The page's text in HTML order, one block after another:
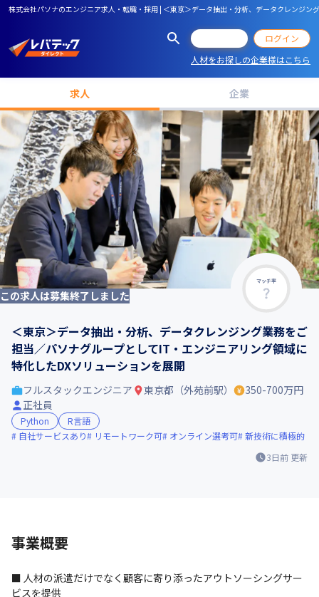
株式会社パソナのエンジニア求人・転職・採用 | ＜東京＞データ抽出・分析、データクレンジ
ログイン
人材をお探しの企業様はこちら
求人 企業
マッチ率
この求人は募集終了しました
＜東京＞データ抽出・分析、データクレンジング業務をご
担当／パソナグループとしてIT・エンジニアリング領域に
特化したDXソリューションを展開
3日前 更新
フルスタックエンジニア 東京都（外苑前駅）
350-700万円
正社員
Python
R言語
自社サービスあり
リモートワーク可 オンライン選考可 新技術に積極的
事業概要
■ 人材の派遣だけでなく顧客に寄り添ったアウトソーシングサー
ビスを提供